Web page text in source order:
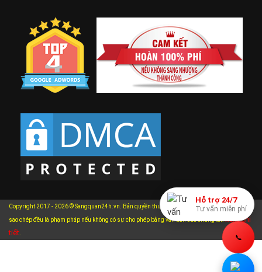
Hỗ trợ 24/7
Tư vấn miễn phí
📞
Copyright 2017 - 2026 © Sangquan24h.vn. Bản quyền thuộc về Sangquan24h.vn. Mọi hành vi
sao chép đều là phạm pháp nếu không có sự cho phép bằng văn bản của chúng tôi.
xem chi
tiết